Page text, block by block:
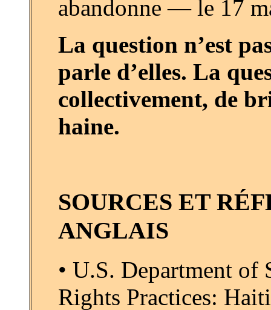
abandonne — le 17
La question n’est
parle d’elles. La
collectivement, de
haine.
SOURCES ET
ANGLAIS
• U.S. Department
Rights Practices: Haiti